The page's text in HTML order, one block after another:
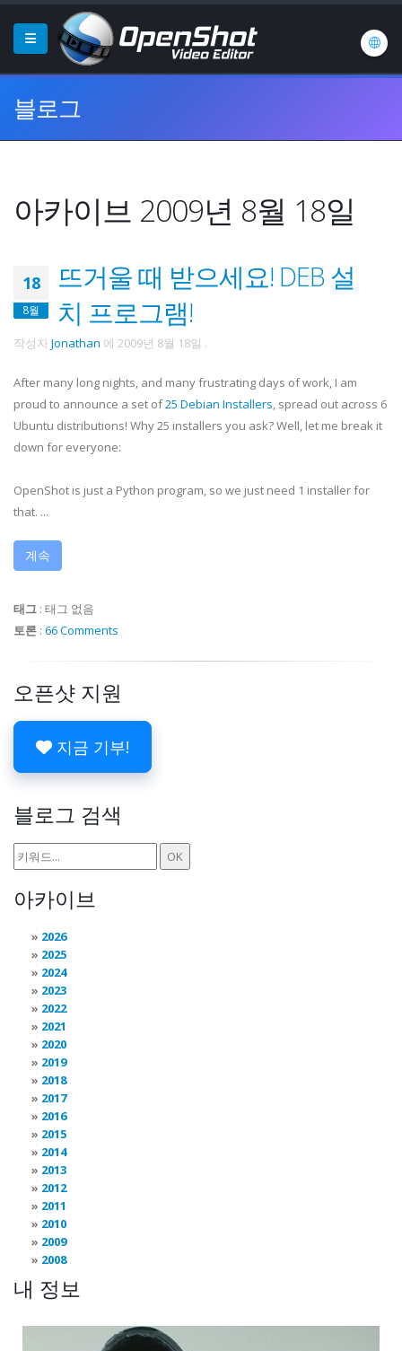
블로그
아카이브 2009년 8월 18일
18
8월
뜨거울 때 받으세요! DEB 설
치 프로그램!
작성자Jonathan 에 2009년 8월 18일 .
After many long nights, and many frustrating days of work, I am
proud to announce a set of25 Debian Installers, spread out across 6
Ubuntu distributions! Why 25 installers you ask? Well, let me break it
down for everyone:
OpenShot is just a Python program, so we just need 1 installer for
that. ...
계속
태그 : 태그 없음
토론 : 66 Comments
오픈샷 지원
지금 기부!
블로그 검색
아카이브
2026
2025
2024
2023
2022
2021
2020
2019
2018
2017
2016
2015
2014
2013
2012
2011
2010
2009
2008
내 정보